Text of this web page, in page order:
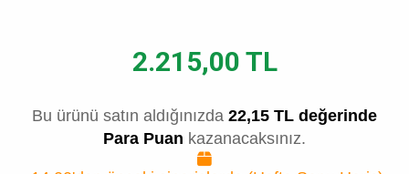
2.215,00 TL
Bu ürünü satın aldığınızda 22,15 TL değerinde
Para Puan kazanacaksınız.